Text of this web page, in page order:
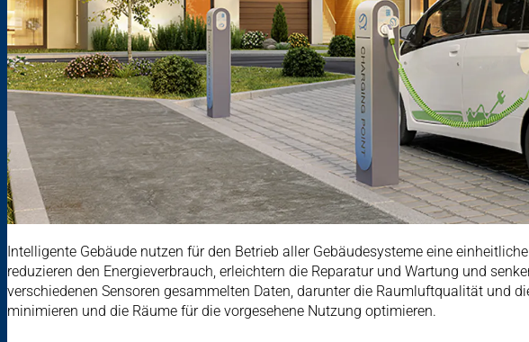
Intelligente Gebäude nutzen für den Betrieb aller Gebäudesysteme eine
reduzieren den Energieverbrauch, erleichtern die Reparatur und Wartung und
verschiedenen Sensoren gesammelten Daten, darunter die Raumluftqualität und
minimieren und die Räume für die vorgesehene Nutzung optimieren.